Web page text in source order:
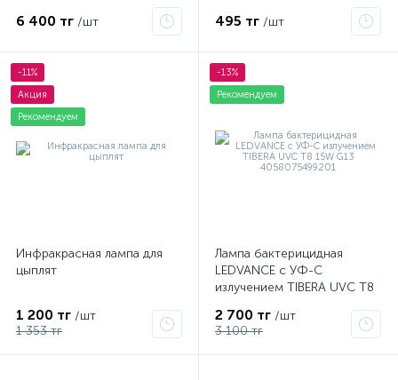
6 400 тг /шт 495 тг /шт
-11%
Акция
Рекомендуем
Инфракрасная лампа для
цыплят
1 200 тг /шт
1 353 тг
-13%
Рекомендуем
Лампа бактерицидная
LEDVANCE с УФ-С
излучением TIBERA UVC T8
2 700 тг /шт
3 100 тг